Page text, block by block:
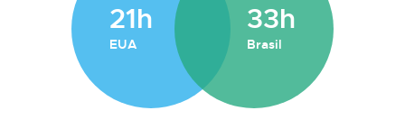
21h
EUA
33h
Brasil